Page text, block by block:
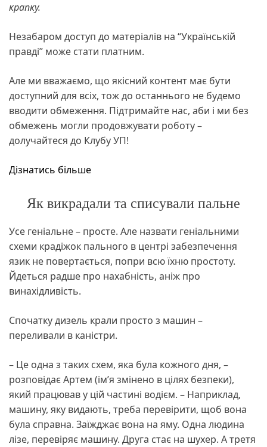
крапку.
Незабаром доступ до матеріалів на “Українській
правді” може стати платним.
Але ми вважаємо, що якісний контент має бути
доступний для всіх, тож до останнього не будемо
вводити обмеження. Підтримайте нас, аби і ми без
обмежень могли продовжувати роботу –
долучайтеся до Клубу УП!
Дізнатись більше
Як викрадали та списували пальне
Усе геніальне – просте. Але назвати геніальними
схеми крадіжок пального в центрі забезпечення
язик не повертається, попри всю їхню простоту.
Йдеться радше про нахабність, аніж про
винахідливість.
Спочатку дизель крали просто з машин –
переливали в каністри.
– Це одна з таких схем, яка була кожного дня, –
розповідає Артем (ім’я змінено в цілях безпеки),
який працював у цій частині водієм. – Наприклад,
машину, яку видають, треба перевірити, щоб вона
була справна. Заїжджає вона на яму. Одна людина
лізе, перевіряє машину. Друга стає на шухер. А третя